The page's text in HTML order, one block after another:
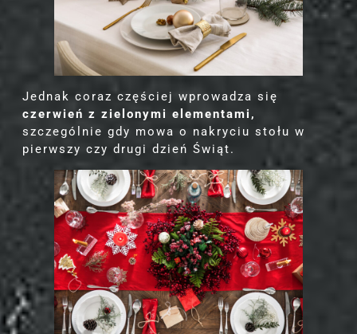
Jednak coraz częściej wprowadza się
czerwień z zielonymi elementami,
szczególnie gdy mowa o nakryciu stołu w
pierwszy czy drugi dzień Świąt.